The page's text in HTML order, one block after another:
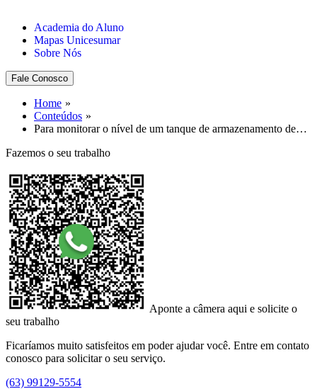
Academia do Aluno
Mapas Unicesumar
Sobre Nós
Fale Conosco
Home
Conteúdos
Para monitorar o nível de um tanque de armazenamento de…
Fazemos o seu trabalho
Aponte a câmera aqui e solicite o
seu trabalho
Ficaríamos muito satisfeitos em poder ajudar você. Entre em contato
conosco para solicitar o seu serviço.
(63) 99129-5554